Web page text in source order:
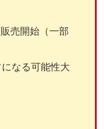
売開始（一部
なる可能性大